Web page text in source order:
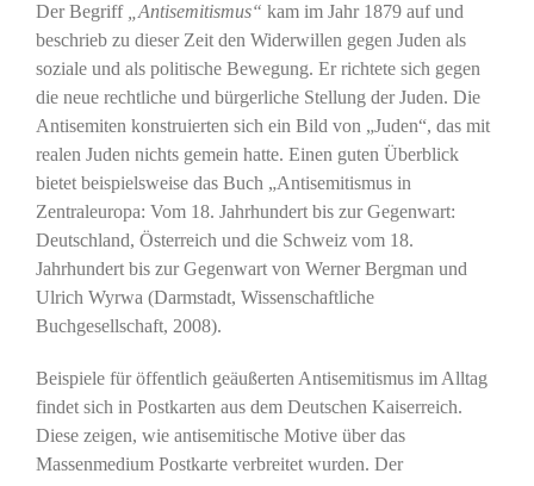
Der Begriff „Antisemitismus“ kam im Jahr 1879 auf und
beschrieb zu dieser Zeit den Widerwillen gegen Juden als
soziale und als politische Bewegung. Er richtete sich gegen
die neue rechtliche und bürgerliche Stellung der Juden. Die
Antisemiten konstruierten sich ein Bild von „Juden“, das mit
realen Juden nichts gemein hatte. Einen guten Überblick
bietet beispielsweise das Buch „Antisemitismus in
Zentraleuropa: Vom 18. Jahrhundert bis zur Gegenwart:
Deutschland, Österreich und die Schweiz vom 18.
Jahrhundert bis zur Gegenwart von Werner Bergman und
Ulrich Wyrwa (Darmstadt, Wissenschaftliche
Buchgesellschaft, 2008).
Beispiele für öffentlich geäußerten Antisemitismus im Alltag
findet sich in Postkarten aus dem Deutschen Kaiserreich.
Diese zeigen, wie antisemitische Motive über das
Massenmedium Postkarte verbreitet wurden. Der